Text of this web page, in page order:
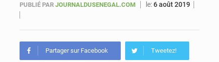
PUBLIÉ PAR JOURNALDUSENEGAL.COM le:6 août 2019
Partager sur Facebook Tweetez!